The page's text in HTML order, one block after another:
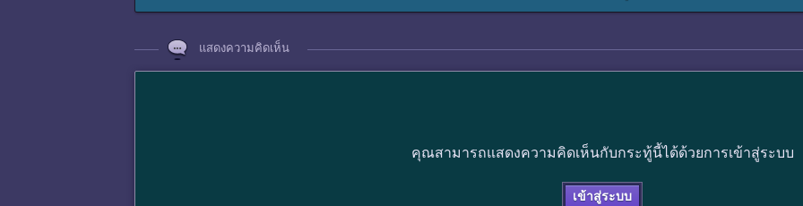
แสดงความคิดเห็น
คุณสามารถแสดงความคิดเห็นกับกระทู้นี้ได้ด้วยการเข้าสู่ระบบ
เข้าสู่ระบบ